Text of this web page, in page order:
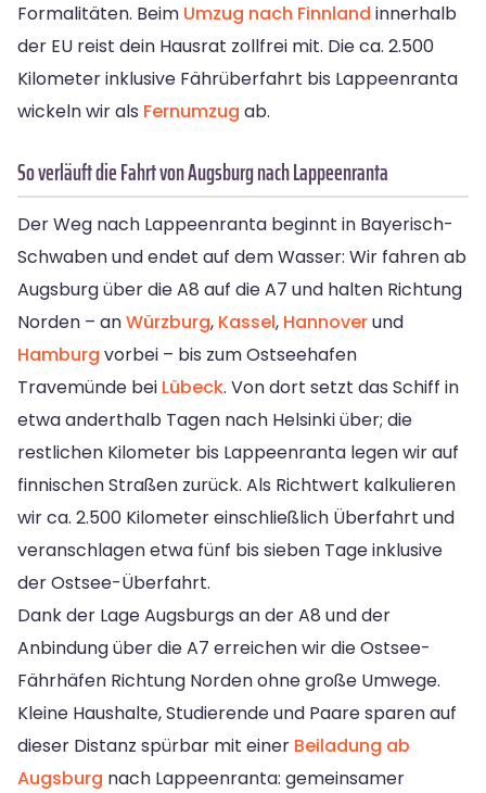
Formalitäten. Beim Umzug nach Finnland innerhalb
der EU reist dein Hausrat zollfrei mit. Die ca. 2.500
Kilometer inklusive Fährüberfahrt bis Lappeenranta
wickeln wir als Fernumzug ab.
So verläuft die Fahrt von Augsburg nach Lappeenranta
Der Weg nach Lappeenranta beginnt in Bayerisch-
Schwaben und endet auf dem Wasser: Wir fahren ab
Augsburg über die A8 auf die A7 und halten Richtung
Norden – anWürzburg, Kassel, Hannoverund
Hamburg vorbei – bis zum Ostseehafen
Travemünde bei Lübeck. Von dort setzt das Schiff in
etwa anderthalb Tagen nach Helsinki über; die
restlichen Kilometer bis Lappeenranta legen wir auf
finnischen Straßen zurück. Als Richtwert kalkulieren
wir ca. 2.500 Kilometer einschließlich Überfahrt und
veranschlagen etwa fünf bis sieben Tage inklusive
der Ostsee-Überfahrt.
Dank der Lage Augsburgs an der A8 und der
Anbindung über die A7 erreichen wir die Ostsee-
Fährhäfen Richtung Norden ohne große Umwege.
Kleine Haushalte, Studierende und Paare sparen auf
dieser Distanz spürbar mit einer Beiladung ab
Augsburg nach Lappeenranta: gemeinsamer